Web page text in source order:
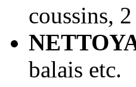
coussins,
balais etc.